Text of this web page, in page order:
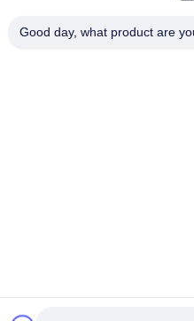
Good day, what product are